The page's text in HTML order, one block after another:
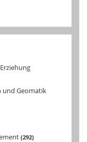
und Geomatik
292